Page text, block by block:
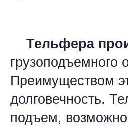
Тельфера
грузоподъемного
Преимуществом
долговечность.
подъем, возможно